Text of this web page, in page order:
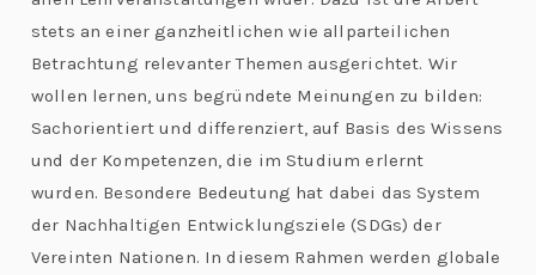
stets an einer ganzheitlichen wie allparteilichen
Betrachtung relevanter Themen ausgerichtet. Wir
wollen lernen, uns begründete Meinungen zu bilden:
Sachorientiert und differenziert, auf Basis des Wissens
und der Kompetenzen, die im Studium erlernt
wurden. Besondere Bedeutung hat dabei das System
der Nachhaltigen Entwicklungsziele (SDGs) der
Vereinten Nationen. In diesem Rahmen werden globale